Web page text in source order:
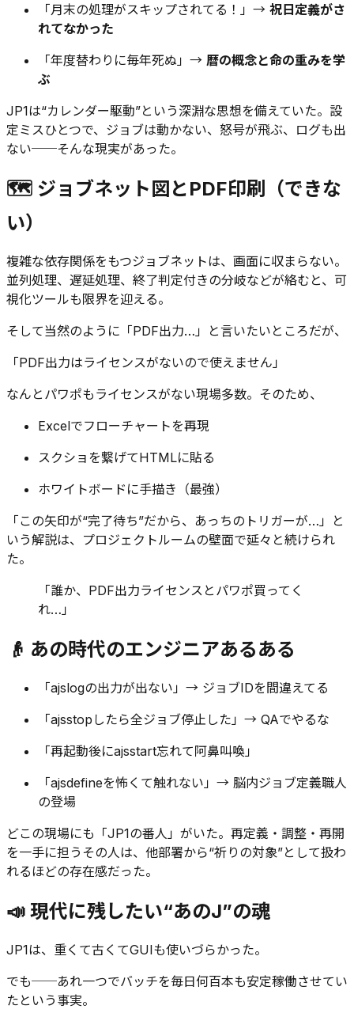
「月末の処理がスキップされてる！」→ 祝日定義がさ
れてなかった
「年度替わりに毎年死ぬ」→ 暦の概念と命の重みを学
ぶ
JP1は“カレンダー駆動”という深淵な思想を備えていた。設
定ミスひとつで、ジョブは動かない、怒号が飛ぶ、ログも出
ない──そんな現実があった。
🗺 ジョブネット図とPDF印刷（できな
い）
複雑な依存関係をもつジョブネットは、画面に収まらない。
並列処理、遅延処理、終了判定付きの分岐などが絡むと、可
視化ツールも限界を迎える。
そして当然のように「PDF出力…」と言いたいところだが、
「PDF出力はライセンスがないので使えません」
なんとパワポもライセンスがない現場多数。そのため、
Excelでフローチャートを再現
スクショを繋げてHTMLに貼る
ホワイトボードに手描き（最強）
「この矢印が“完了待ち”だから、あっちのトリガーが…」と
いう解説は、プロジェクトルームの壁面で延々と続けられ
た。
「誰か、PDF出力ライセンスとパワポ買ってく
れ…」
👴 あの時代のエンジニアあるある
「ajslogの出力が出ない」→ ジョブIDを間違えてる
「ajsstopしたら全ジョブ停止した」→ QAでやるな
「再起動後にajsstart忘れて阿鼻叫喚」
「ajsdefineを怖くて触れない」→ 脳内ジョブ定義職人
の登場
どこの現場にも「JP1の番人」がいた。再定義・調整・再開
を一手に担うその人は、他部署から“祈りの対象”として扱わ
れるほどの存在感だった。
📣 現代に残したい“あのJ”の魂
JP1は、重くて古くてGUIも使いづらかった。
でも──あれ一つでバッチを毎日何百本も安定稼働させてい
たという事実。